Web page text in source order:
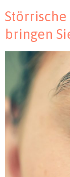
Störrische
bringen